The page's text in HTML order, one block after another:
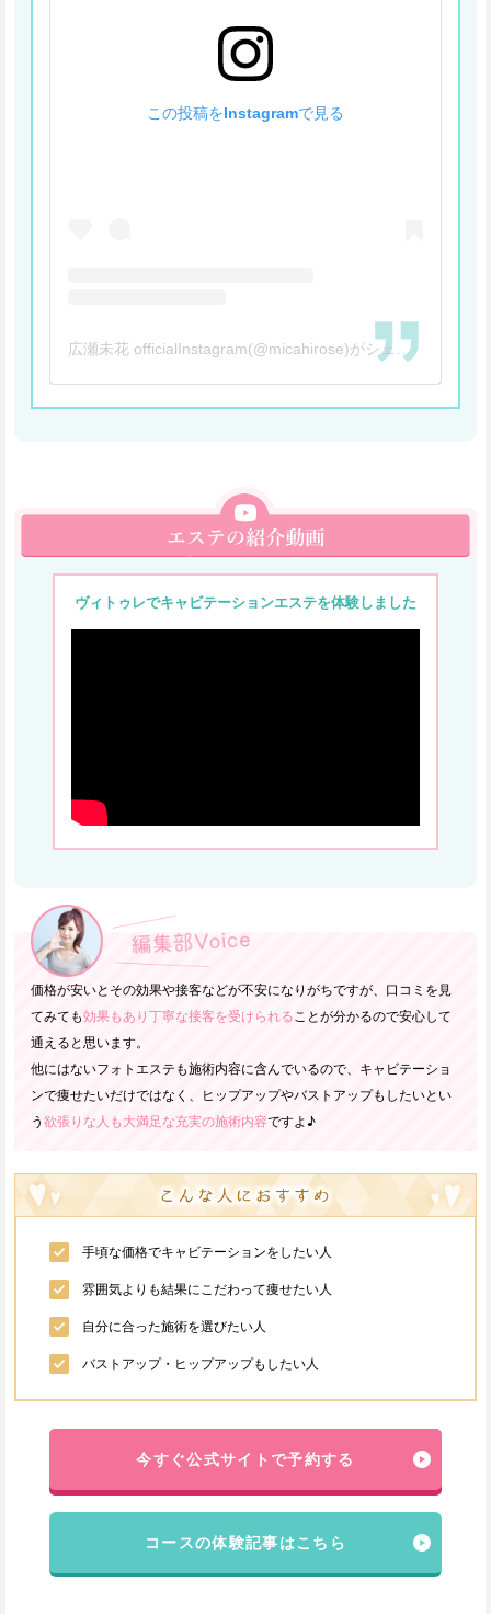
この投稿をInstagramで見る
広瀬未花 officialInstagram(@micahirose)がシェアした投稿
ヴィトゥレでキャビテーションエステを体験しました
価格が安いとその効果や接客などが不安になりがちですが、口コミを見
てみても効果もあり丁寧な接客を受けられる ことが分かるので安心して
通えると思います。
他にはないフォトエステも施術内容に含んでいるので、キャビテーショ
ンで痩せたいだけではなく、ヒップアップやバストアップもしたいとい
う 欲張りな人も大満足な充実の施術内容ですよ♪
手頃な価格でキャビテーションをしたい人
雰囲気よりも結果にこだわって痩せたい人
自分に合った施術を選びたい人
バストアップ・ヒップアップもしたい人
今すぐ公式サイトで予約する
コースの体験記事はこちら